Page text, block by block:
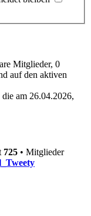
Mitglieder, 0
auf den aktiven
am 26.04.2026,
725 • Mitglieder